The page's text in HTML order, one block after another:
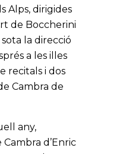
Alps, dirigides
de Boccherini
la direcció
a les illes
recitals i dos
Cambra de
any,
Cambra d’Enric